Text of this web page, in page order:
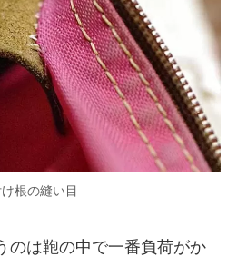
根の縫い目
のは鞄の中で一番負荷がか